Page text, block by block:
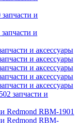
и
и
и аксессуары
и аксессуары
и аксессуары
и аксессуары
и аксессуары
запчасти и
Redmond RBM-1901
Redmond RBM-